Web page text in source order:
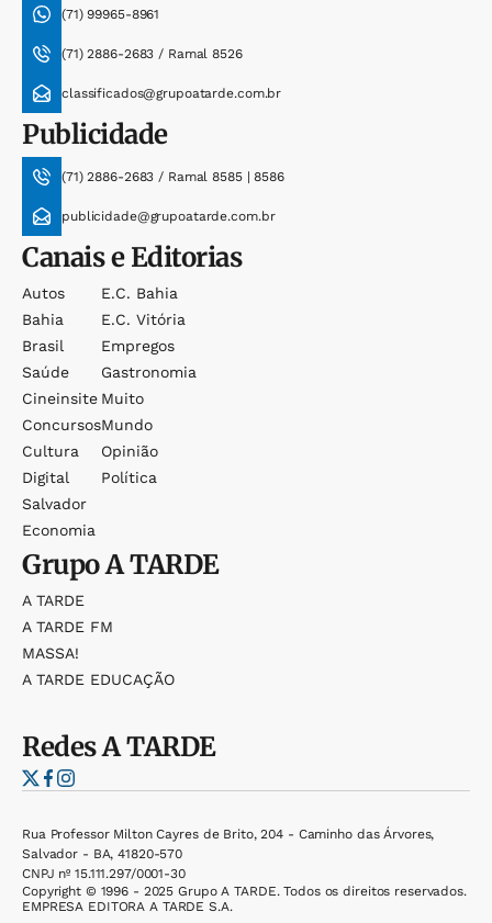
(71) 99965-8961
(71) 2886-2683 / Ramal 8526
classificados@grupoatarde.com.br
Publicidade
(71) 2886-2683 / Ramal 8585 | 8586
publicidade@grupoatarde.com.br
Canais e Editorias
Autos
Bahia
Brasil
Saúde
Cineinsite
Concursos
Cultura
Digital
Salvador
Economia
E.c. Bahia
E.c. Vitória
Empregos
Gastronomia
Muito
Mundo
Opinião
Política
GrupoA TARDE
A TARDE
A TARDE FM
MASSA!
A TARDE EDUCAÇÃO
RedesA TARDE
Rua Professor Milton Cayres de Brito, 204 - Caminho das Árvores,
Salvador - BA, 41820-570
CNPJ nº 15.111.297/0001-30
Copyright © 1996 - 2025 Grupo A TARDE. Todos os direitos reservados.
EMPRESA EDITORA A TARDE S.A.